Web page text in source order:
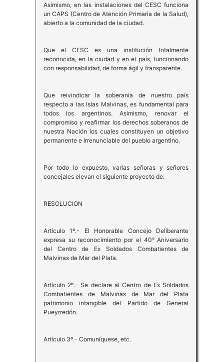
Asimismo, en las instalaciones del CESC funciona
un CAPS (Centro de Atención Primaria de la Salud),
abierto a la comunidad de la ciudad.
Que el CESC es una institución totalmente
reconocida, en la ciudad y en el país, funcionando
con responsabilidad, de forma ágil y transparente.
Que reivindicar la soberanía de nuestro país
respecto a las Islas Malvinas, es fundamental para
todos los argentinos. Asimismo, renovar el
compromiso y reafirmar los derechos soberanos de
nuestra Nación los cuales constituyen un objetivo
permanente e irrenunciable del pueblo argentino.
Por todo lo expuesto, varias señoras y señores
concejales elevan el siguiente proyecto de:
RESOLUCION
Artículo 1º.- El Honorable Concejo Deliberante
expresa su reconocimiento por el 40° Aniversario
del Centro de Ex Soldados Combatientes de
Malvinas de Mar del Plata.
Artículo 2º.- Se declare al Centro de Ex Soldados
Combatientes de Malvinas de Mar del Plata
patrimonio intangible del Partido de General
Pueyrredón.
Artículo 3º.- Comuníquese, etc.